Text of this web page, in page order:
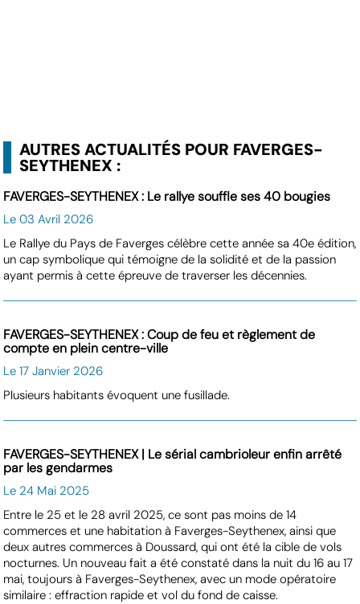
AUTRES ACTUALITÉS POUR FAVERGES-
SEYTHENEX :
FAVERGES-SEYTHENEX : Le rallye souffle ses 40 bougies
Le 03 Avril 2026
Le Rallye du Pays de Faverges célèbre cette année sa 40e édition,
un cap symbolique qui témoigne de la solidité et de la passion
ayant permis à cette épreuve de traverser les décennies.
FAVERGES-SEYTHENEX : Coup de feu et règlement de
compte en plein centre-ville
Le 17 Janvier 2026
Plusieurs habitants évoquent une fusillade.
FAVERGES-SEYTHENEX | Le sérial cambrioleur enfin arrêté
par les gendarmes
Le 24 Mai 2025
Entre le 25 et le 28 avril 2025, ce sont pas moins de 14
commerces et une habitation à Faverges-Seythenex, ainsi que
deux autres commerces à Doussard, qui ont été la cible de vols
nocturnes. Un nouveau fait a été constaté dans la nuit du 16 au 17
mai, toujours à Faverges-Seythenex, avec un mode opératoire
similaire : effraction rapide et vol du fond de caisse.